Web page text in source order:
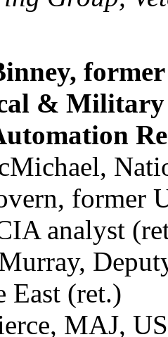
& Military
former
analyst
(ret.)
MAJ,